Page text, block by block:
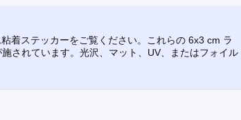
着ステッカーをご覧ください。これらの 6x3 cm ラ
されています。光沢、マット、UV、またはフォイル